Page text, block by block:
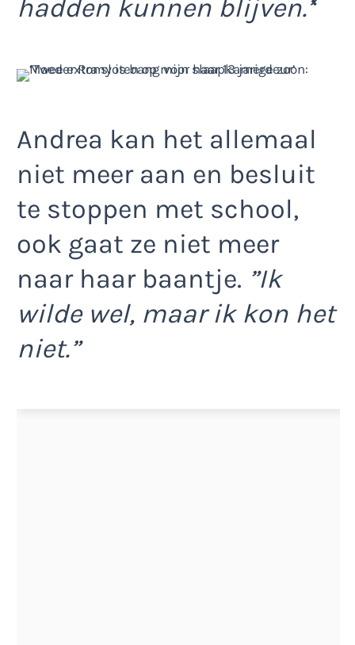
hadden kunnen blijven.’‘
Andrea kan het allemaal
niet meer aan en besluit
te stoppen met school,
ook gaat ze niet meer
naar haar baantje. ”Ik
wilde wel, maar ik kon het
niet.”